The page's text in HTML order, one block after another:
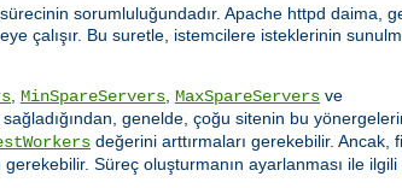
sorumluluğundadır. Apache httpd daima,
çalışır. Bu suretle, istemcilere isteklerinin
MinSpareServers MaxSpareServers ve
genelde, çoğu sitenin bu
değerini arttırmaları gerekebilir. Ancak,
Süreç oluşturmanın ayarlanması ile